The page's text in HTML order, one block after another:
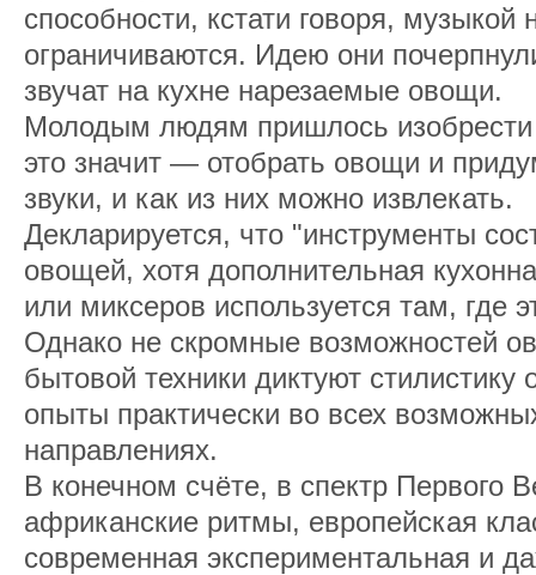
способности, кстати говоря, музыкой
ограничиваются. Идею они
звучат на кухне нарезаемые овощи.
Молодым людям пришлось изобрести
это значит — отобрать овощи и
звуки, и как из них можно извлекать.
Декларируется, что "инструменты
овощей, хотя дополнительная
или миксеров используется там, где
Однако не скромные возможностей
бытовой техники диктуют стилистику
опыты практически во всех
направлениях.
В конечном счёте, в спектр Первого
африканские ритмы, европейская
современная экспериментальная и